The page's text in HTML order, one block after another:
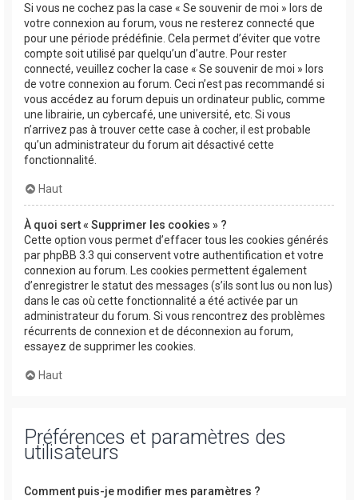
Si vous ne cochez pas la case « Se souvenir de moi » lors de
votre connexion au forum, vous ne resterez connecté que
pour une période prédéfinie. Cela permet d’éviter que votre
compte soit utilisé par quelqu’un d’autre. Pour rester
connecté, veuillez cocher la case « Se souvenir de moi » lors
de votre connexion au forum. Ceci n’est pas recommandé si
vous accédez au forum depuis un ordinateur public, comme
une librairie, un cybercafé, une université, etc. Si vous
n’arrivez pas à trouver cette case à cocher, il est probable
qu’un administrateur du forum ait désactivé cette
fonctionnalité.
Haut
À quoi sert « Supprimer les cookies » ?
Cette option vous permet d’effacer tous les cookies générés
par phpBB 3.3 qui conservent votre authentification et votre
connexion au forum. Les cookies permettent également
d’enregistrer le statut des messages (s’ils sont lus ou non lus)
dans le cas où cette fonctionnalité a été activée par un
administrateur du forum. Si vous rencontrez des problèmes
récurrents de connexion et de déconnexion au forum,
essayez de supprimer les cookies.
Haut
Préférences et paramètres des
utilisateurs
Comment puis-je modifier mes paramètres ?